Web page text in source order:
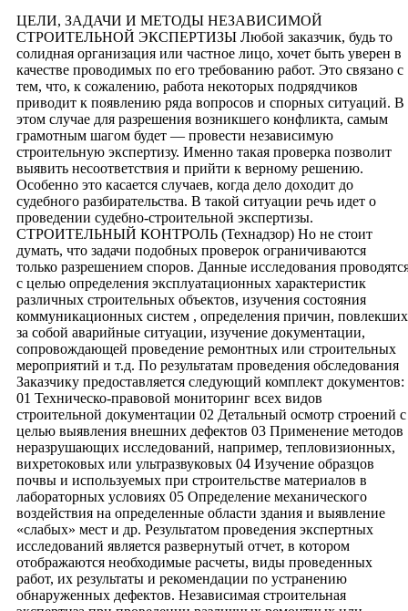
ЦЕЛИ, ЗАДАЧИ И МЕТОДЫ НЕЗАВИСИМОЙ
СТРОИТЕЛЬНОЙ ЭКСПЕРТИЗЫ Любой заказчик, будь то
солидная организация или частное лицо, хочет быть уверен в
качестве проводимых по его требованию работ. Это связано с
тем, что, к сожалению, работа некоторых подрядчиков
приводит к появлению ряда вопросов и спорных ситуаций. В
этом случае для разрешения возникшего конфликта, самым
грамотным шагом будет — провести независимую
строительную экспертизу. Именно такая проверка позволит
выявить несоответствия и прийти к верному решению.
Особенно это касается случаев, когда дело доходит до
судебного разбирательства. В такой ситуации речь идет о
проведении судебно-строительной экспертизы.
СТРОИТЕЛЬНЫЙ КОНТРОЛЬ (Технадзор) Но не стоит
думать, что задачи подобных проверок ограничиваются
только разрешением споров. Данные исследования
с целью определения эксплуатационных характеристик
различных строительных объектов, изучения состояния
коммуникационных систем , определения причин, повлекших
за собой аварийные ситуации, изучение документации,
сопровождающей проведение ремонтных или строительных
мероприятий и т.д. По результатам проведения обследования
Заказчику предоставляется следующий комплект документов:
01 Техническо-правовой мониторинг всех видов
строительной документации 02 Детальный осмотр строений с
целью выявления внешних дефектов 03 Применение методов
неразрушающих исследований, например, тепловизионных,
вихретоковых или ультразвуковых 04 Изучение образцов
почвы и используемых при строительстве материалов в
лабораторных условиях 05 Определение механического
воздействия на определенные области здания и выявление
«слабых» мест и др. Результатом проведения экспертных
исследований является развернутый отчет, в котором
отображаются необходимые расчеты, виды проведенных
работ, их результаты и рекомендации по устранению
обнаруженных дефектов. Независимая строительная